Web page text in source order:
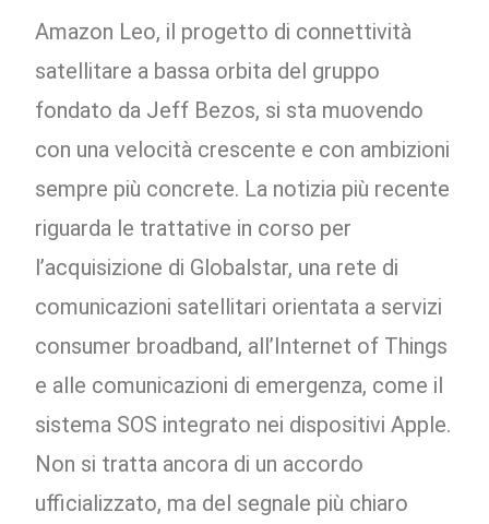
Amazon Leo, il progetto di connettività
satellitare a bassa orbita del gruppo
fondato da Jeff Bezos, si sta muovendo
con una velocità crescente e con ambizioni
sempre più concrete. La notizia più recente
riguarda le trattative in corso per
l’acquisizione di Globalstar, una rete di
comunicazioni satellitari orientata a servizi
consumer broadband, all’Internet of Things
e alle comunicazioni di emergenza, come il
sistema SOS integrato nei dispositivi Apple.
Non si tratta ancora di un accordo
ufficializzato, ma del segnale più chiaro